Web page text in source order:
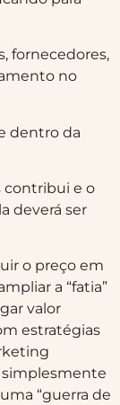
fornecedores,
no
dentro da
contribui e o
deverá ser
o preço em
a “fatia”
valor
estratégias
simplesmente
“guerra de